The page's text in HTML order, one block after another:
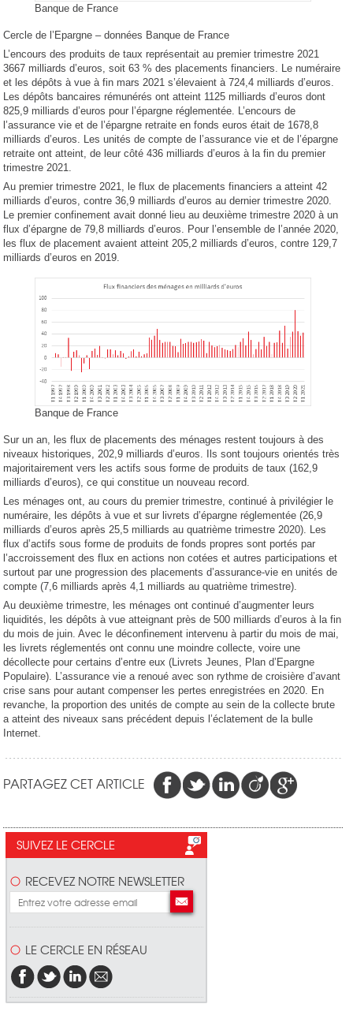
Banque de France
Cercle de l’Epargne – données Banque de France
L’encours des produits de taux représentait au premier trimestre 2021
3667 milliards d’euros, soit 63 % des placements financiers. Le numéraire
et les dépôts à vue à fin mars 2021 s’élevaient à 724,4 milliards d’euros.
Les dépôts bancaires rémunérés ont atteint 1125 milliards d’euros dont
825,9 milliards d’euros pour l’épargne réglementée. L’encours de
l’assurance vie et de l’épargne retraite en fonds euros était de 1678,8
milliards d’euros. Les unités de compte de l’assurance vie et de l’épargne
retraite ont atteint, de leur côté 436 milliards d’euros à la fin du premier
trimestre 2021.
Au premier trimestre 2021, le flux de placements financiers a atteint 42
milliards d’euros, contre 36,9 milliards d’euros au dernier trimestre 2020.
Le premier confinement avait donné lieu au deuxième trimestre 2020 à un
flux d’épargne de 79,8 milliards d’euros. Pour l’ensemble de l’année 2020,
les flux de placement avaient atteint 205,2 milliards d’euros, contre 129,7
milliards d’euros en 2019.
Banque de France
Sur un an, les flux de placements des ménages restent toujours à des
niveaux historiques, 202,9 milliards d’euros. Ils sont toujours orientés très
majoritairement vers les actifs sous forme de produits de taux (162,9
milliards d’euros), ce qui constitue un nouveau record.
Les ménages ont, au cours du premier trimestre, continué à privilégier le
numéraire, les dépôts à vue et sur livrets d’épargne réglementée (26,9
milliards d’euros après 25,5 milliards au quatrième trimestre 2020). Les
flux d’actifs sous forme de produits de fonds propres sont portés par
l’accroissement des flux en actions non cotées et autres participations et
surtout par une progression des placements d’assurance-vie en unités de
compte (7,6 milliards après 4,1 milliards au quatrième trimestre).
Au deuxième trimestre, les ménages ont continué d’augmenter leurs
liquidités, les dépôts à vue atteignant près de 500 milliards d’euros à la fin
du mois de juin. Avec le déconfinement intervenu à partir du mois de mai,
les livrets réglementés ont connu une moindre collecte, voire une
décollecte pour certains d’entre eux (Livrets Jeunes, Plan d’Epargne
Populaire). L’assurance vie a renoué avec son rythme de croisière d’avant
crise sans pour autant compenser les pertes enregistrées en 2020. En
revanche, la proportion des unités de compte au sein de la collecte brute
a atteint des niveaux sans précédent depuis l’éclatement de la bulle
Internet.
PARTAGEZ CET ARTICLE
SUIVEZ LE CERCLE
RECEVEZ NOTRE NEWSLETTER
LE CERCLE EN RÉSEAU